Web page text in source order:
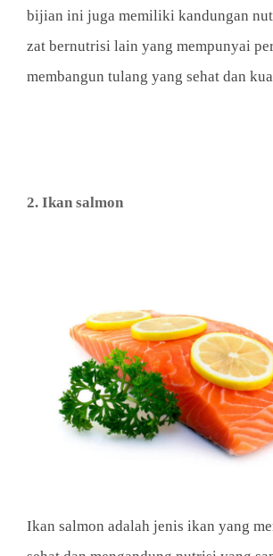
bijian ini juga memiliki kandungan
zat bernutrisi lain yang mempunyai
membangun tulang yang sehat dan
2. Ikan salmon
Ikan salmon adalah jenis ikan yang